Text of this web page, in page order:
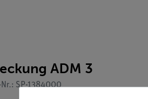
ADM 3
SP-1384000